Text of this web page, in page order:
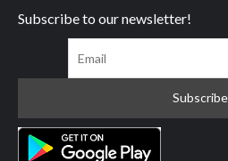
Subscribe to our newsletter!